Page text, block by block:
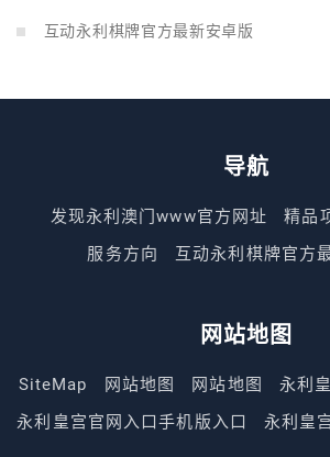
互动永利棋牌官方最新安卓版
导航
发现永利澳门www官方网址 精品
服务方向
互动永利棋牌官方
网站地图
SiteMap 网站地图 网站地图
永利
永利皇宫官网入口手机版入口
永利皇